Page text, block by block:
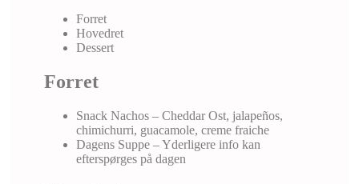
Forret
Hovedret
Dessert
Forret
Snack Nachos – Cheddar Ost, jalapeños,
chimichurri, guacamole, creme fraiche
Dagens Suppe – Yderligere info kan
efterspørges på dagen